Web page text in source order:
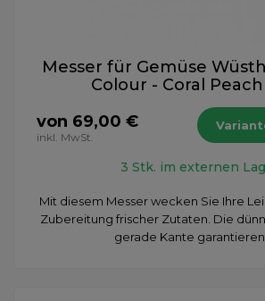
Messer für Gemüse
Colour - Coral
von 69,00 €
inkl. MwSt.
3 Stk. im externen
Mit diesem Messer wecken Sie Ihre
Zubereitung frischer Zutaten. Die
gerade Kante garantieren,